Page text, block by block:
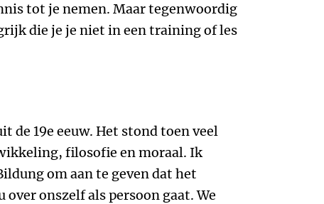
tot je nemen. Maar tegenwoordig
die je je niet in een training of les
de 19e eeuw. Het stond toen veel
filosofie en moraal. Ik
om aan te geven dat het
onszelf als persoon gaat. We